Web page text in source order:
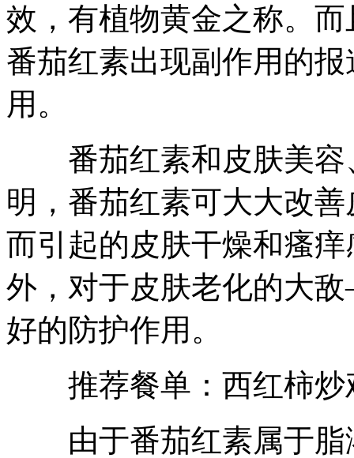
效，有植物黄金之称。
番茄红素出现副作用的
用。
番茄红素和皮肤美容
明，番茄红素可大大改
而引起的皮肤干燥和瘙
外，对于皮肤老化的大
好的防护作用。
推荐餐单：西红柿炒
由于番茄红素属于脂